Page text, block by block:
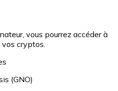
vous pourrez accéder à
cryptos.
(GNO)